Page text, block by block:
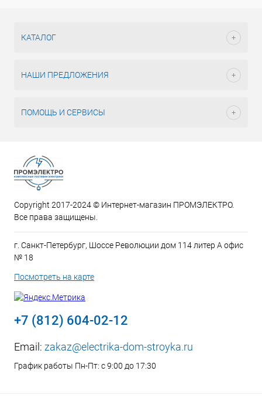
КАТАЛОГ
НАШИ ПРЕДЛОЖЕНИЯ
ПОМОЩЬ И СЕРВИСЫ
Copyright 2017-2024 © Интернет-магазин ПРОМЭЛЕКТРО.
Все права защищены.
г. Санкт-Петербург, Шоссе Революции дом 114 литер А офис
№ 18
Посмотреть на карте
+7 (812) 604-02-12
Email: zakaz@electrika-dom-stroyka.ru
График работы Пн-Пт: с 9:00 до 17:30